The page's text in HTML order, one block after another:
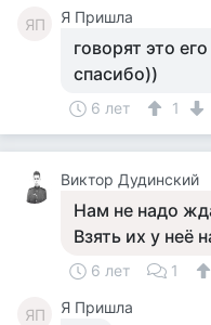
ЯП Я Пришла
говорят это
спасибо))
6 лет 1
Виктор Дудинский
Нам не надо
Взять их у неё
6 лет 1
ЯП
Я Пришла